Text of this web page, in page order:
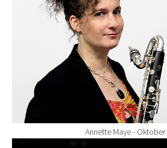
Annette Maye -